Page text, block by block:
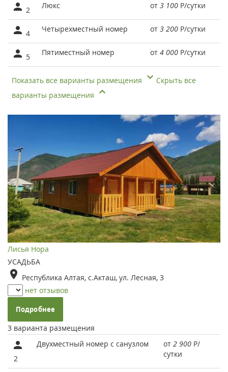
2 Люкс от 3 100 Р/сутки
4 Четырехместный номер от 3 200 Р/сутки
5 Пятиместный номер от 4 000 Р/сутки
Показать все варианты размещения
Скрыть все
варианты размещения
Лисья Нора
УСАДЬБА
Республика Алтая, с.Акташ, ул. Лесная, 3
нет отзывов
Подробнее
3 варианта размещения
2
Двухместный номер с санузлом от 2 900 Р/
сутки